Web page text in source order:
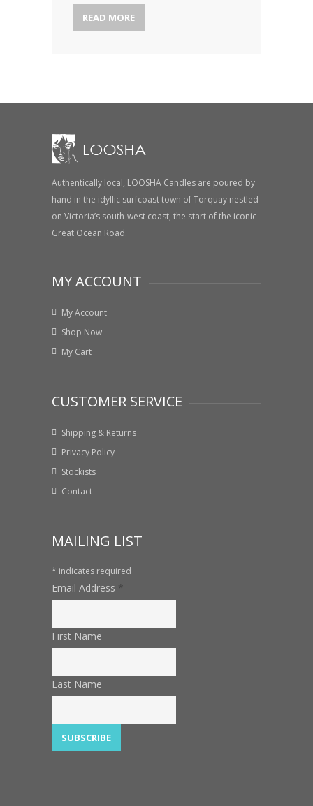
READ MORE
Authentically local, LOOSHA Candles are poured by
hand in the idyllic surfcoast town of Torquay nestled
on Victoria’s south-west coast, the start of the iconic
Great Ocean Road.
MY ACCOUNT
My Account
Shop Now
My Cart
CUSTOMER SERVICE
Shipping & Returns
Privacy Policy
Stockists
Contact
MAILING LIST
* indicates required
Email Address *
First Name
Last Name